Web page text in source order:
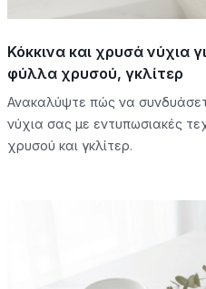
Κόκκινα και χρυσά νύχια
φύλλα χρυσού, γκλίτερ
Ανακαλύψτε πώς να
νύχια σας με εντυπωσιακές
χρυσού και γκλίτερ.